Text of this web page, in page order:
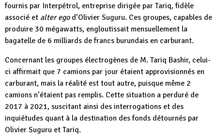
fournis par Interpétrol, entreprise dirigée par Tariq, fidèle
associé et alter egod’Olivier Suguru. Ces groupes, capables de
produire 30 mégawatts, engloutissait mensuellement la
bagatelle de 6 milliards de francs burundais en carburant.
Concernant les groupes électrogènes de M. Tariq Bashir, celui-
ci affirmait que 7 camions par jour étaient approvisionnés en
carburant, mais la réalité est tout autre, puisque même 2
camions n’étaient pas remplis. Cette situation a perduré de
2017 à 2021, suscitant ainsi des interrogations et des
inquiétudes quant à la destination des fonds détournés par
Olivier Suguru et Tariq.